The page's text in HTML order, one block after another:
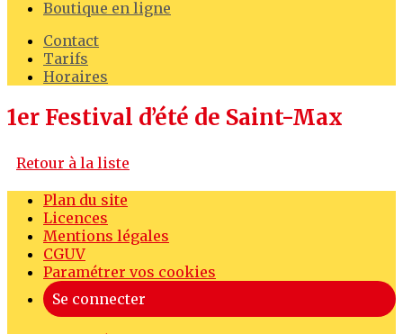
Boutique en ligne
Contact
Tarifs
Horaires
1er Festival d’été de Saint-Max
Retour à la liste
Plan du site
Licences
Mentions légales
CGUV
Paramétrer vos cookies
Se connecter